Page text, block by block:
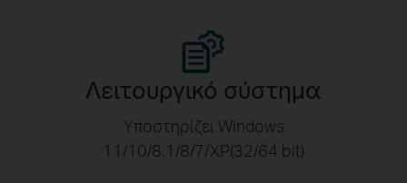
Λειτουργικό σύστημα
Υποστηρίζει Windows
11/10/8.1/8/7/XP(32/64 bit)